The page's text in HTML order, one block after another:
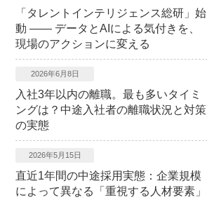
「タレントインテリジェンス総研」始
動 ―― データとAIによる気付きを、
現場のアクションに変える
2026年6月8日
入社3年以内の離職。最も多いタイミ
ングは？中途入社者の離職状況と対策
の実態
2026年5月15日
直近1年間の中途採用実態：企業規模
によって異なる「重視する人材要素」